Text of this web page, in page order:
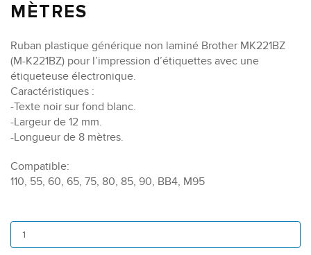
MÈTRES
Ruban plastique générique non laminé Brother MK221BZ
(M-K221BZ) pour l’impression d’étiquettes avec une
étiqueteuse électronique.
Caractéristiques :
-Texte noir sur fond blanc.
-Largeur de 12 mm.
-Longueur de 8 mètres.
Compatible:
110, 55, 60, 65, 75, 80, 85, 90, BB4, M95